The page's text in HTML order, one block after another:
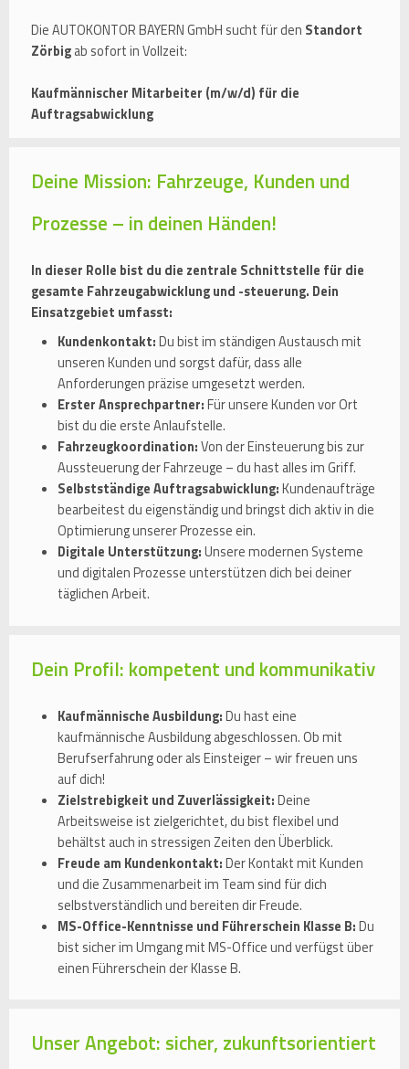
Die AUTOKONTOR BAYERN GmbH sucht für den Standort
Zörbigab sofort in Vollzeit:
Kaufmännischer Mitarbeiter (m/w/d) für die
Auftragsabwicklung
Deine Mission: Fahrzeuge, Kunden und
Prozesse – in deinen Händen!
In dieser Rolle bist du die zentrale Schnittstelle für die
gesamte Fahrzeugabwicklung und -steuerung. Dein
Einsatzgebiet umfasst:
Kundenkontakt:Du bist im ständigen Austausch mit
unseren Kunden und sorgst dafür, dass alle
Anforderungen präzise umgesetzt werden.
Erster Ansprechpartner:Für unsere Kunden vor Ort
bist du die erste Anlaufstelle.
Fahrzeugkoordination:Von der Einsteuerung bis zur
Aussteuerung der Fahrzeuge – du hast alles im Griff.
Selbstständige Auftragsabwicklung:Kundenaufträge
bearbeitest du eigenständig und bringst dich aktiv in die
Optimierung unserer Prozesse ein.
Digitale Unterstützung:Unsere modernen Systeme
und digitalen Prozesse unterstützen dich bei deiner
täglichen Arbeit.
Dein Profil: kompetent und kommunikativ
Kaufmännische Ausbildung:Du hast eine
kaufmännische Ausbildung abgeschlossen. Ob mit
Berufserfahrung oder als Einsteiger – wir freuen uns
auf dich!
Zielstrebigkeit und Zuverlässigkeit:Deine
Arbeitsweise ist zielgerichtet, du bist flexibel und
behältst auch in stressigen Zeiten den Überblick.
Freude am Kundenkontakt:Der Kontakt mit Kunden
und die Zusammenarbeit im Team sind für dich
selbstverständlich und bereiten dir Freude.
MS-Office-Kenntnisse und Führerschein Klasse B:Du
bist sicher im Umgang mit MS-Office und verfügst über
einen Führerschein der Klasse B.
Unser Angebot: sicher, zukunftsorientiert